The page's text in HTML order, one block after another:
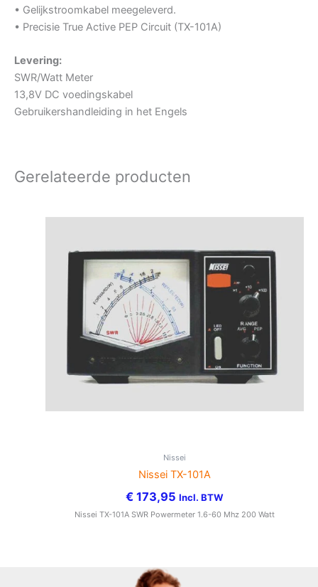
• Gelijkstroomkabel meegeleverd.
• Precisie True Active PEP Circuit (TX-101A)
Levering:
SWR/Watt Meter
13,8V DC voedingskabel
Gebruikershandleiding in het Engels
Gerelateerde producten
Nissei
Nissei TX-101A
€173,95 Incl. BTW
Nissei TX-101A SWR Powermeter 1.6-60 Mhz 200 Watt